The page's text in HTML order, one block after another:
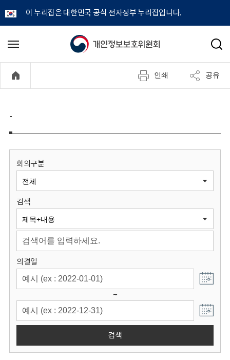
이 누리집은 대한민국 공식 전자정부 누리집입니다.
개
정
보
원
회
메
기
검
인쇄 공유
-
회의구분
검색
의결일
~
검색